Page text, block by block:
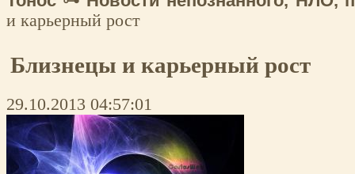
и карьерный рост
Близнецы и карьерный рост
29.10.2013 04:57:01